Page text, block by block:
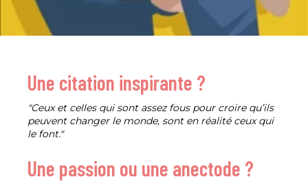
Une citation inspirante ?
"Ceux et celles qui sont assez fous pour croire qu’ils
peuvent changer le monde, sont en réalité ceux qui
le font."
Une passion ou une anectode ?